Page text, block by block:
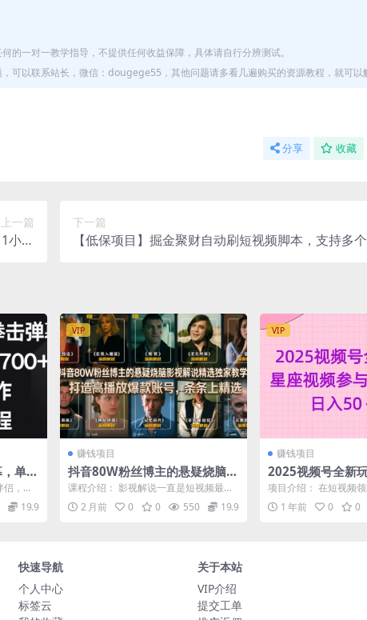
一对一教学指导，不提供任何收益保障，具体请自行分辨测试。
可以联系站长，微信：dougege55，其他问题请多看几遍购买的资源教程，就可以
分享 收藏
上一篇
小时
下一篇
【低保项目】掘金聚财自动刷短视频脚本，支持多
单场
操
，搭
过24
19.9
VIP
赚钱项目
抖音80W粉丝博主的悬疑烧脑影
视解说精选独家教学，打造高播
放爆款账号，条条上精选
课程介绍： 影视解说一直是短视频最稳
定、流量最大的常青赛道，但大多数创
作者普遍陷...
2 月前 0 0 550 19.9
VIP
赚钱项目
2025视频号全新
参与广告分成，
项目介绍： 在短视频
的碰撞总能擦出令人
在，一个低门...
1 年前 0 0
快速导航
个人中心
标签云
关于本站
VIP介绍
提交工单